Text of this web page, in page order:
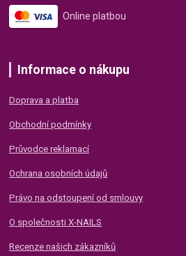
Online platbou
Informace o nákupu
Doprava a platba
Obchodní podmínky
Průvodce reklamací
Ochrana osobních údajů
Právo na odstoupení od smlouvy
O společnosti X-NAILS
Recenze našich zákazníků